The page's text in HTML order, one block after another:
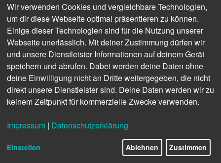
Wir verwenden Cookies und vergleichbare Technologien,
um dir diese Webseite optimal präsentieren zu können.
Einige dieser Technologien sind für die Nutzung unserer
Webseite unerlässlich. Mit deiner Zustimmung dürfen wir
und unsere Dienstleister Informationen auf deinem Gerät
speichern und abrufen. Dabei werden deine Daten ohne
deine Einwilligung nicht an Dritte weitergegeben, die nicht
direkt unsere Dienstleister sind. Deine Daten werden wir zu
keinem Zeitpunkt für kommerzielle Zwecke verwenden.
Impressum | Datenschutzerklärung
Einstellen Ablehnen Zustimmen